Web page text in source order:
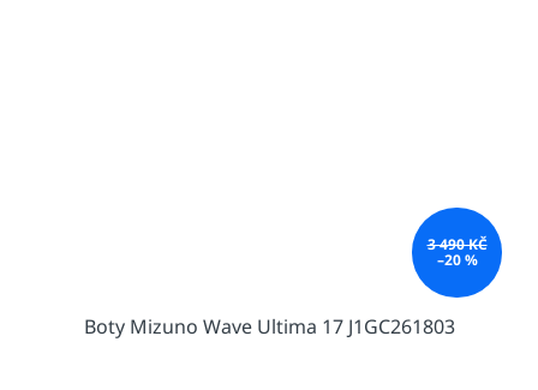
3 490 KČ
–20 %
Boty Mizuno Wave Ultima 17 J1GC261803